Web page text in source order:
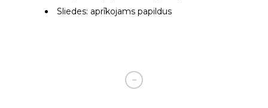
Sliedes: aprīkojams papildus